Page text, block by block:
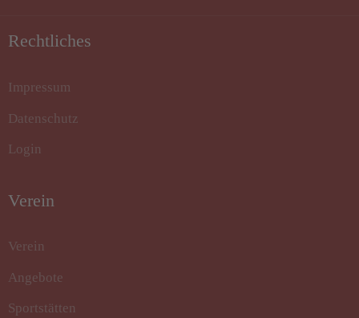
Rechtliches
Impressum
Datenschutz
Login
Verein
Verein
Angebote
Sportstätten